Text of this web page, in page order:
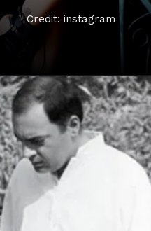
Credit: instagram